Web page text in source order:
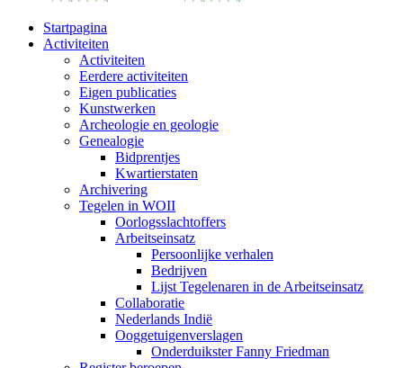
Startpagina
Activiteiten
Activiteiten
Eerdere activiteiten
Eigen publicaties
Kunstwerken
Archeologie en geologie
Genealogie
Bidprentjes
Kwartierstaten
Archivering
Tegelen in WOII
Oorlogsslachtoffers
Arbeitseinsatz
Persoonlijke verhalen
Bedrijven
Lijst Tegelenaren in de Arbeitseinsatz
Collaboratie
Nederlands Indië
Ooggetuigenverslagen
Onderduikster Fanny Friedman